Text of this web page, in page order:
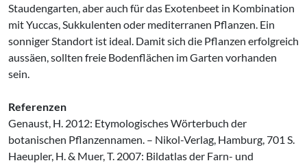
Staudengarten, aber auch für das Exotenbeet in Kombination
mit Yuccas, Sukkulenten oder mediterranen Pflanzen. Ein
sonniger Standort ist ideal. Damit sich die Pflanzen erfolgreich
aussäen, sollten freie Bodenflächen im Garten vorhanden
sein.
Referenzen
Genaust, H. 2012: Etymologisches Wörterbuch der
botanischen Pflanzennamen. – Nikol-Verlag, Hamburg, 701 S.
Haeupler, H. & Muer, T. 2007: Bildatlas der Farn- und